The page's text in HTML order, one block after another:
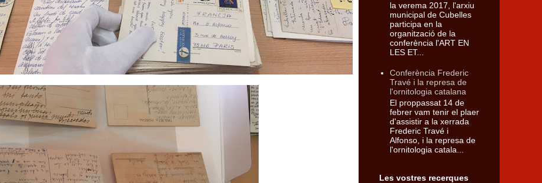
la verema 2017, l'arxiu
municipal de Cubelles
participa en la
organització de la
conferència l'ART EN
LES ET...
Conferència Frederic
Travé i la represa de
l'ornitologia catalana
El proppassat 14 de
febrer vam tenir el plaer
d'assistir a la xerrada
Frederic Travé i
Alfonso, i la represa de
l'ornitologia catala...
Les vostres recerques